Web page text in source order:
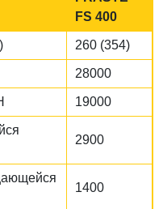
FS 400
260 (354)
28000
19000
2900
1400